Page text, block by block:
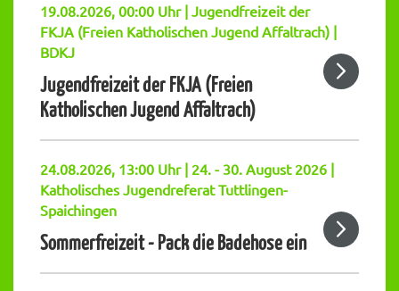
19.08.2026, 00:00 Uhr | Jugendfreizeit der
FKJA (Freien Katholischen Jugend Affaltrach) |
BDKJ
Jugendfreizeit der FKJA (Freien
Katholischen Jugend Affaltrach)
24.08.2026, 13:00 Uhr | 24. - 30. August 2026 |
Katholisches Jugendreferat Tuttlingen-
Spaichingen
Sommerfreizeit - Pack die Badehose ein